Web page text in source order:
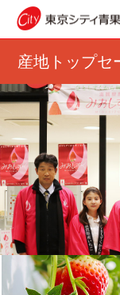
産地トップセ